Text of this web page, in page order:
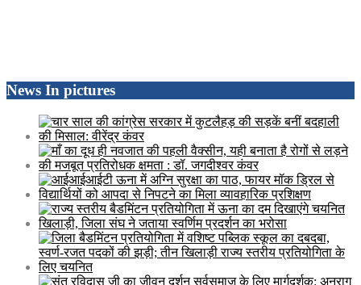
News In pictures